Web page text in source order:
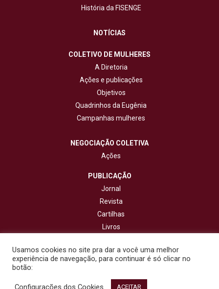
História da FISENGE
NOTÍCIAS
COLETIVO DE MULHERES
A Diretoria
Ações e publicações
Objetivos
Quadrinhos da Eugênia
Campanhas mulheres
NEGOCIAÇÃO COLETIVA
Ações
PUBLICAÇÃO
Jornal
Revista
Cartilhas
Livros
CONTATO
© 2020 - Fisenge - Federação Interestadual de Sindicatos de
Usamos cookies no site pra dar a você uma melhor
experiência de navegação, para continuar é só clicar no
botão:
Configurações dos Cookies ACEITAR